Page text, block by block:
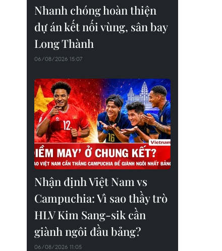
Nhanh chóng hoàn thiện
dự án kết nối vùng, sân bay
Long Thành
06/08/2026 15:07
Nhận định Việt Nam vs
Campuchia: Vì sao thầy trò
HLV Kim Sang-sik cần
giành ngôi đầu bảng?
06/08/2026 11:05